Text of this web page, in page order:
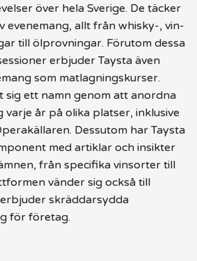
över hela Sverige. De täcker
evenemang, allt från whisky-, vin-
till ölprovningar. Förutom dessa
erbjuder Taysta även
som matlagningskurser.
sig ett namn genom att anordna
varje år på olika platser, inklusive
Dessutom har Taysta
med artiklar och insikter
från specifika vinsorter till
vänder sig också till
skräddarsydda
för företag.